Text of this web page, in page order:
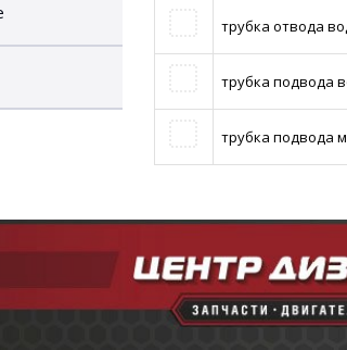
трубка отвода
трубка подвода
трубка подвода